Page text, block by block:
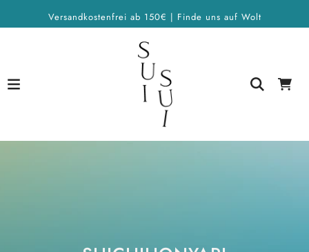
Versandkostenfrei ab 150€ | Finde uns auf Wolt